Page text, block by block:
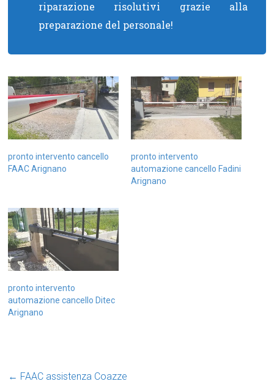
riparazione risolutivi grazie alla
preparazione del personale!
pronto intervento cancello
FAAC Arignano
pronto intervento
automazione cancello Fadini
Arignano
pronto intervento
automazione cancello Ditec
Arignano
← FAAC assistenza Coazze